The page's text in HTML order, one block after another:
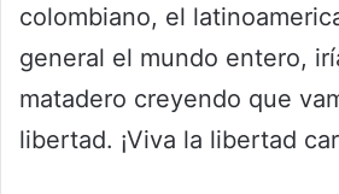
colombiano, el
general el mundo entero,
matadero creyendo que
libertad. ¡Viva la libertad